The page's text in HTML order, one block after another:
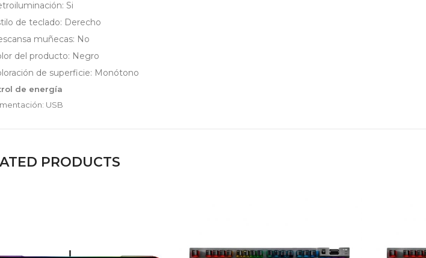
Si
de teclado: Derecho
muñecas: No
del producto: Negro
de superficie: Monótono
de energía
USB
PRODUCTS